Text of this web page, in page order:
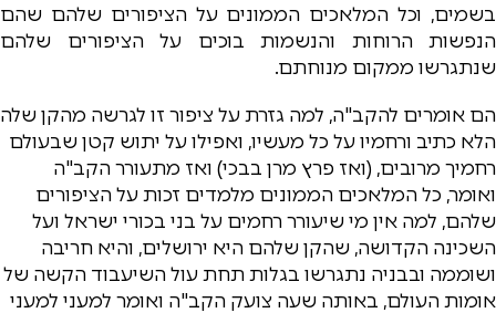
בשמים, וכל המלאכים הממונים על הציפורים שלהם שהם
הנפשות הרוחות והנשמות בוכים על הציפורים שלהם
שנתגרשו ממקום מנוחתם.
הם אומרים להקב"ה, למה גזרת על ציפור זו לגרשה מהקן שלה
הלא כתיב ורחמיו על כל מעשיו, ואפילו על יתוש קטן שבעולם
רחמיך מרובים, (ואז פרץ מרן בבכי) ואז מתעורר הקב"ה
ואומר, כל המלאכים הממונים מלמדים זכות על הציפורים
שלהם, למה אין מי שיעורר רחמים על בני בכורי ישראל ועל
השכינה הקדושה, שהקן שלהם היא ירושלים, והיא חריבה
ושוממה ובבניה נתגרשו בגלות תחת עול השיעבוד הקשה של
אומות העולם, באותה שעה צועק הקב"ה ואומר למעני למעני